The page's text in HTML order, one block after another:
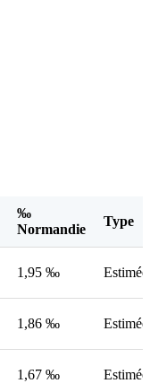
‰
Normandie
Type
1,95 ‰ Estimée
1,86 ‰ Estimée
1,67 ‰ Estimée